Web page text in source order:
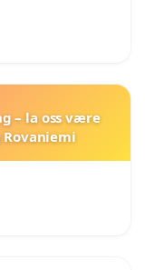
– la oss være